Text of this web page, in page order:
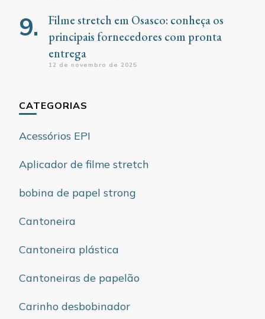
Filme stretch em Osasco: conheça os
principais fornecedores com pronta
entrega
12 de novembro de 2025
CATEGORIAS
Acessórios EPI
Aplicador de filme stretch
bobina de papel strong
Cantoneira
Cantoneira plástica
Cantoneiras de papelão
Carinho desbobinador